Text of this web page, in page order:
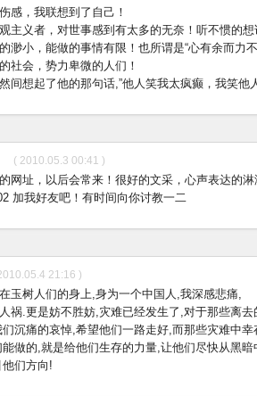
感，我联想到了自己！
主义者，对世事感到有太多的无奈！听不惯的
渺小，能做的事情有限！也所谓是“心有余而力
社会，势力卑微的人们！
间想起了他的那句话,”他人笑我太疯癫，我笑他
( 2010.05.3 00:41 )
网址，以后会常来！很好的文采，心声表达的
加我好友吧！有时间向你讨教一二
21:16 )
玉树人们的身上,身为一个中国人,我深感悲痛,
祸.更是妨不胜妨,灾难已经发生了,对于那些离去
们沉痛的哀悼,希望他们一路走好,而那些灾难中幸
能做的,就是给他们生存的力量,让他们尽快从黑暗
们方向!